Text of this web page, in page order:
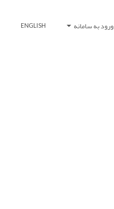
ورود به سامانه ENGLISH